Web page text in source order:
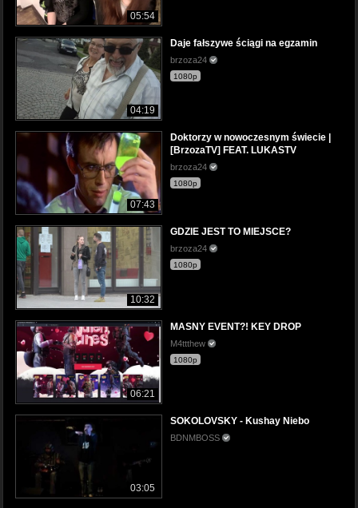
05:54
04:19
Daje fałszywe ściągi na egzamin
brzoza24
1080p
07:43
Doktorzy w nowoczesnym świecie |
[BrzozaTV] FEAT. LUKASTV
brzoza24
1080p
10:32
GDZIE JEST TO MIEJSCE?
brzoza24
1080p
06:21
MASNY EVENT?! KEY DROP
M4ttthew
1080p
03:05
SOKOLOVSKY - Kushay Niebo
BDNMBOSS